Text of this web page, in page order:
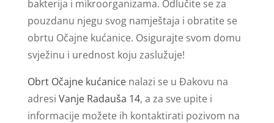
bakterija i mikroorganizama. Odlučite se za
pouzdanu njegu svog namještaja i obratite se
obrtu Očajne kućanice. Osigurajte svom domu
svježinu i urednost koju zaslužuje!
Obrt Očajne kućanice nalazi se u Đakovu na
adresi Vanje Radauša 14, a za sve upite i
informacije možete ih kontaktirati pozivom na